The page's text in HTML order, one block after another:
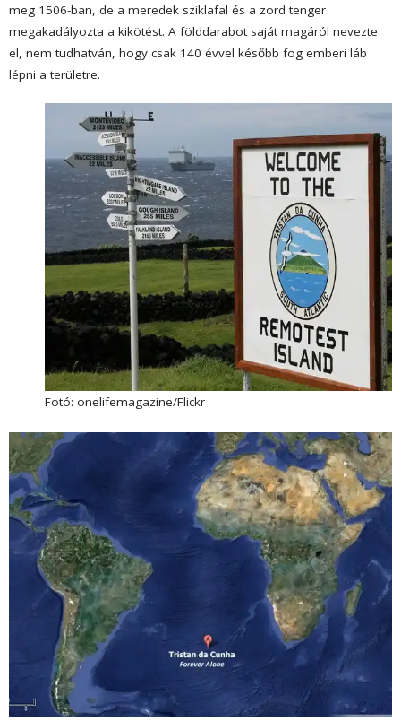
meg 1506-ban, de a meredek sziklafal és a zord tenger
megakadályozta a kikötést. A földdarabot saját magáról nevezte
el, nem tudhatván, hogy csak 140 évvel később fog emberi láb
lépni a területre.
Fotó: onelifemagazine/Flickr